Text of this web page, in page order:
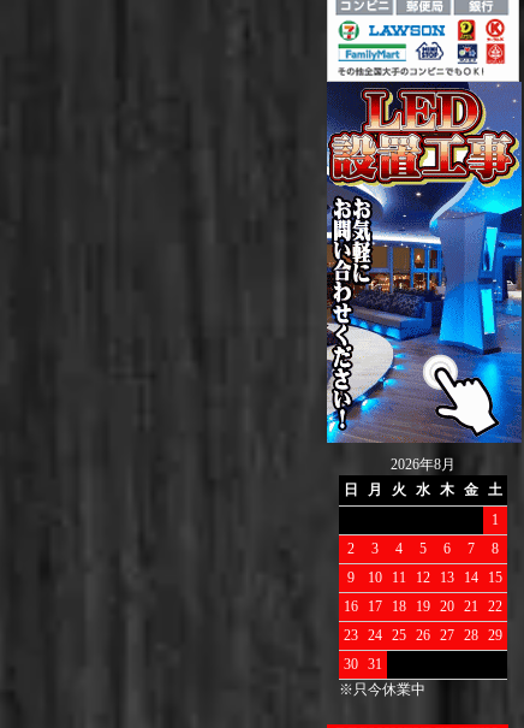
2026年8月
日
月 火 水 木 金 土
1
2
3 4 5 6 7
8
9
10 11 12 13 14
15
16
17 18 19 20 21
22
23 24 25 26 27 28 29
30 31
※只今休業中